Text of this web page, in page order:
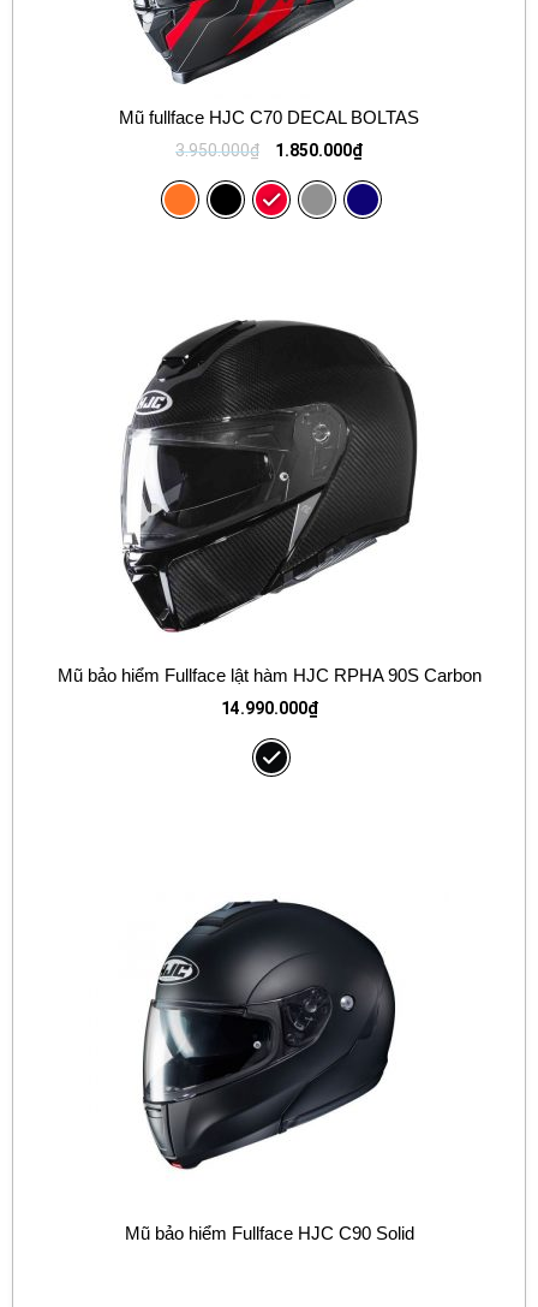
Mũ fullface HJC C70 DECAL BOLTAS
3.950.000₫ 1.850.000₫
Mũ bảo hiểm Fullface lật hàm HJC RPHA 90S Carbon
14.990.000₫
Mũ bảo hiểm Fullface HJC C90 Solid